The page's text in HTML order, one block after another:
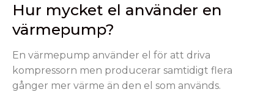
Hur mycket el använder en
värmepump?
En värmepump använder el för att driva
kompressorn men producerar samtidigt flera
gånger mer värme än den el som används.